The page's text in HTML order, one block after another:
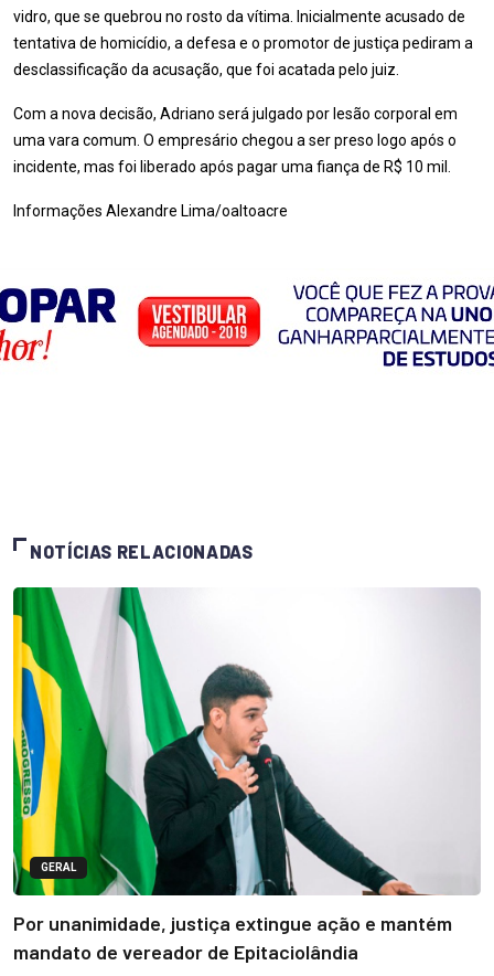
vidro, que se quebrou no rosto da vítima. Inicialmente acusado de
tentativa de homicídio, a defesa e o promotor de justiça pediram a
desclassificação da acusação, que foi acatada pelo juiz.
Com a nova decisão, Adriano será julgado por lesão corporal em
uma vara comum. O empresário chegou a ser preso logo após o
incidente, mas foi liberado após pagar uma fiança de R$ 10 mil.
Informações Alexandre Lima/oaltoacre
NOTÍCIAS RELACIONADAS
GERAL
Por unanimidade, justiça extingue ação e mantém
mandato de vereador de Epitaciolândia